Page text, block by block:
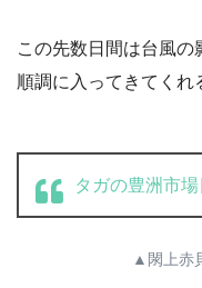
この先数日間は台風
順調に入ってきてくれ
タガの豊洲市
▲閖上赤